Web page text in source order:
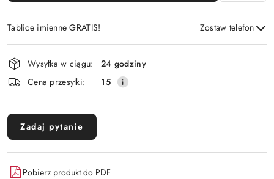
Tablice imienne GRATIS! Zostaw telefon
Wyślij
Dostępność
i
dostawa
Wysyłka w ciągu:
24 godziny
Cena przesyłki:
15
Zadaj pytanie
Pobierz produkt do PDF